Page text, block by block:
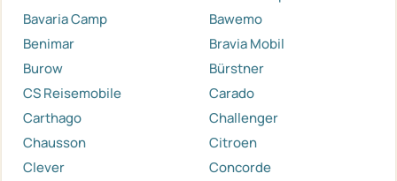
Bavaria Camp
Bawemo
Benimar
Bravia Mobil
Burow
Bürstner
CS Reisemobile
Carado
Carthago
Challenger
Chausson
Citroen
Clever
Concorde